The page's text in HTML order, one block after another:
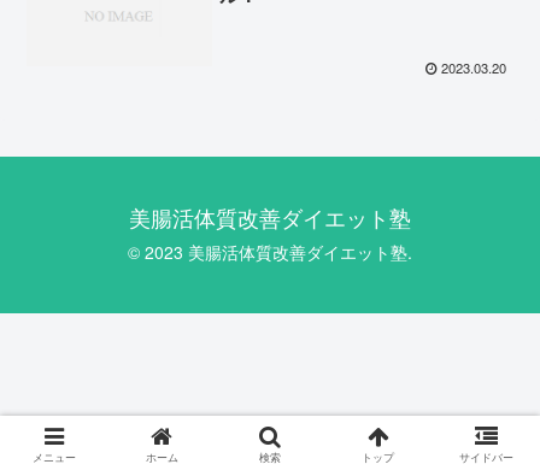
2023.03.20
美腸活体質改善ダイエット塾
© 2023 美腸活体質改善ダイエット塾.
メニュー ホーム 検索 トップ サイドバー